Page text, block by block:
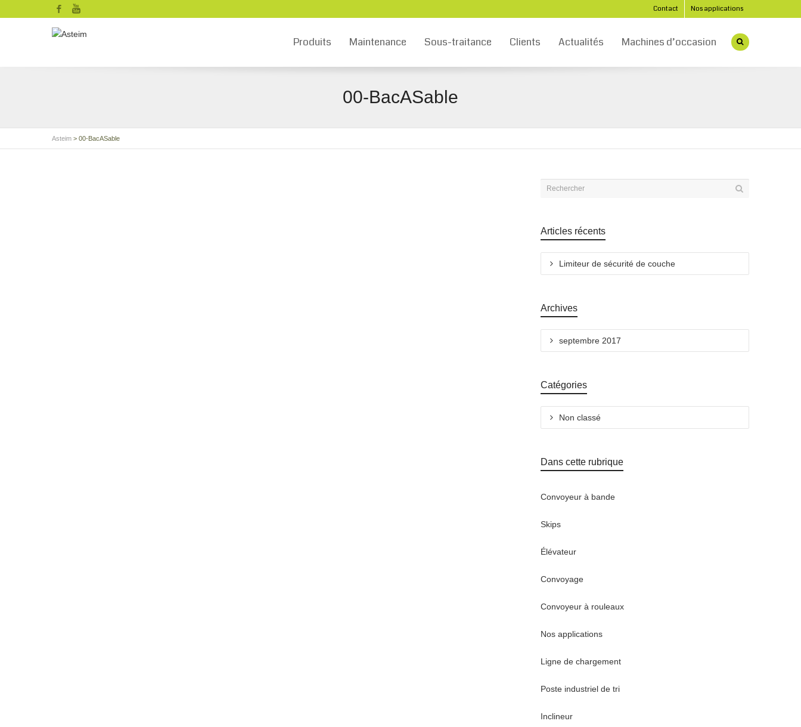
Contact Nos applications
Facebook
Produits Maintenance Sous-traitance Clients Actualités Machines d’occasion
00-BacASable
Asteim > 00-BacASable
Articles récents
Limiteur de sécurité de couche
Archives
septembre 2017
Catégories
Non classé
Dans cette rubrique
Convoyeur à bande
Skips
Élévateur
Convoyage
Convoyeur à rouleaux
Nos applications
Ligne de chargement
Poste industriel de tri
Inclineur